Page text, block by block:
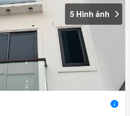
5 Hình ảnh